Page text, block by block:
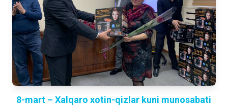
8-mart – Xalqaro xotin-qizlar kuni munosabati